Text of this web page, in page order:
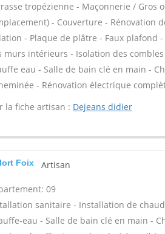
tropézienne - Maçonnerie / Gros
- Couverture - Rénovation
- Plaque de plâtre - Faux
murs intérieurs - Isolation des
eau - Salle de bain clé en main -
- Rénovation électrique
la fiche artisan : Dejeans didier
Foix Artisan
09
sanitaire - Installation de
eau - Salle de bain clé en main -